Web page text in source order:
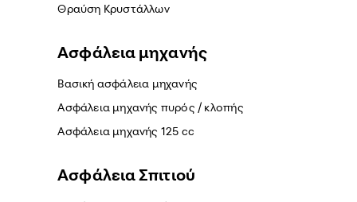
Θραύση Κρυστάλλων
Ασφάλεια μηχανής
Βασική ασφάλεια μηχανής
Ασφάλεια μηχανής πυρός / κλοπής
Ασφάλεια μηχανής 125 cc
Ασφάλεια Σπιτιού